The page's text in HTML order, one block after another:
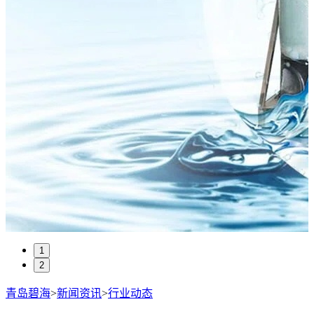
1
2
青岛碧海>新闻资讯>行业动态